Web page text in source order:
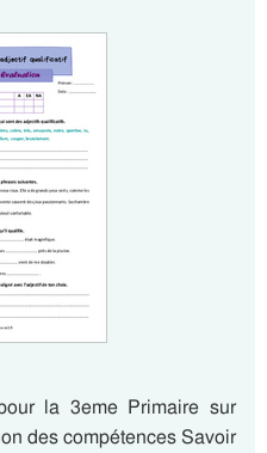
la 3eme Primaire sur
des compétences Savoir